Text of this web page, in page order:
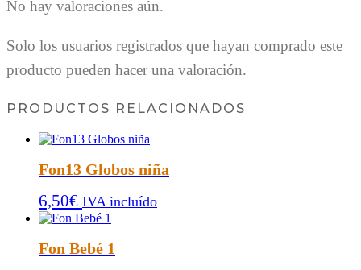
No hay valoraciones aún.
Solo los usuarios registrados que hayan comprado este
producto pueden hacer una valoración.
PRODUCTOS RELACIONADOS
Fon13 Globos niña
6,50€ IVA incluído
Fon Bebé 1